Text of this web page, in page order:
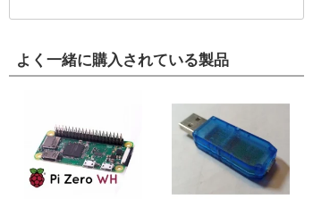
よく一緒に購入されている製品